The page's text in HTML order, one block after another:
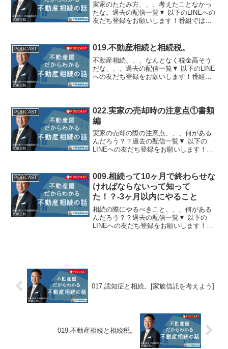
実家のたたみ方、、、考えたことなかっ
たな。過去の配信一覧▼ 以下のLINEへの
友だち登録をお願いします！番組では、
って欲しいテーマについて、武藤先生が
番組内で回答してく...
PODCAST 019.不動産相続と相続税。
不動産相続、、、なんとなく税金高そう
だな、、。過去の配信一覧▼ 以下のLINE
への友だち登録をお願いします！番組で
生が番組内で回答し...
PODCAST
022.実家の売却時の注意点①書類
編
実家の売却の際の注意点、、、何がある
んだろう？？過去の配信一覧▼ 以下の
LINEへの友だち登録をお願いします！番
ご相談や扱って欲しいテーマについて、
武藤先生が番組内で回答...
PODCAST
009.相続って10ヶ月で終わらせな
ければならないって知って
た！？-3ヶ月以内にやること
相続の際にやるべきこと、、、何がある
んだろう？？過去の配信一覧▼ 以下の
LINEへの友だち登録をお願いします！番
017.認知症と相続。[家族信託を考えよう]
019.不動産相続と相続税。